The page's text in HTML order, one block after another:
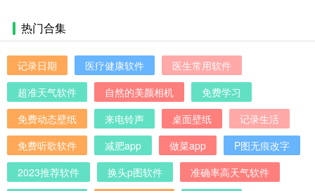
热门合集
记录日期 医疗健康软件
医生常用软件
超准天气软件
自然的美颜相机
免费学习
免费动态壁纸
来电铃声 桌面壁纸
记录生活
免费听歌软件
减肥app 做菜app
P图无痕改字
2023推荐软件
换头p图软件
准确率高天气软件